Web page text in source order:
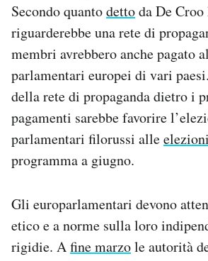
Area Personale
Newsletter
Notifiche mobile
Regala il Post
Hai bisogno di aiuto?
Secondo quantodettoda De
riguarderebbe una rete di
membri avrebbero anche pagato
parlamentari europei di vari
della rete di propaganda dietro i
pagamenti sarebbe favorire
parlamentari filorussi alle
programma a giugno.
Gli europarlamentari devono
etico e a norme sulla loro
rigidie. Afine marzole autorità